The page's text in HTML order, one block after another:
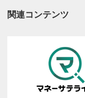
動画再生エリアに
動画を再生または
10秒戻し/10秒
10秒、動画を巻き
関連コンテンツ